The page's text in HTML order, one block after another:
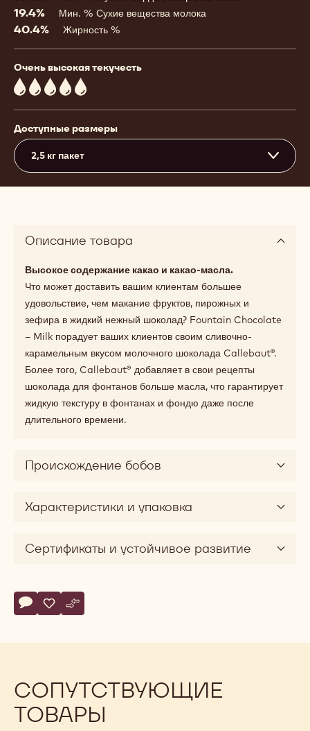
19.4% Мин. % Сухие вещества молока
40.4% Жирность %
Очень высокая текучесть
5
Доступные размеры
2,5 кг пакет
Описание товара
Высокое содержание какао и какао-масла.
Что может доставить вашим клиентам большее
удовольствие, чем макание фруктов, пирожных и
зефира в жидкий нежный шоколад? Fountain Chocolate
– Milk порадует ваших клиентов своим сливочно-
карамельным вкусом молочного шоколада Callebaut®.
Более того, Callebaut® добавляет в свои рецепты
шоколада для фонтанов больше масла, что гарантирует
жидкую текстуру в фонтанах и фондю даже после
длительного времени.
Происхождение бобов
Характеристики и упаковка
Сертификаты и устойчивое развитие
Actions
Напишите комментарий
- Milk chocolate for fountains
Сохранить
- Milk chocolate for fountains
Сравнить
- Milk chocolate for fountains
СОПУТСТВУЮЩИЕ
ТОВАРЫ